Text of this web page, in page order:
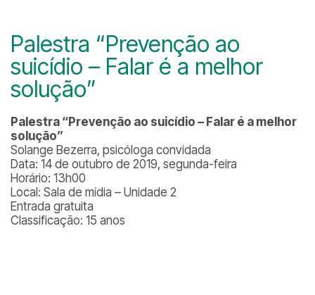
Palestra “Prevenção ao
suicídio – Falar é a melhor
solução”
Palestra “Prevenção ao suicídio – Falar é a melhor
solução”
Solange Bezerra, psicóloga convidada
Data: 14 de outubro de 2019, segunda-feira
Horário: 13h00
Local: Sala de mídia – Unidade 2
Entrada gratuita
Classificação: 15 anos